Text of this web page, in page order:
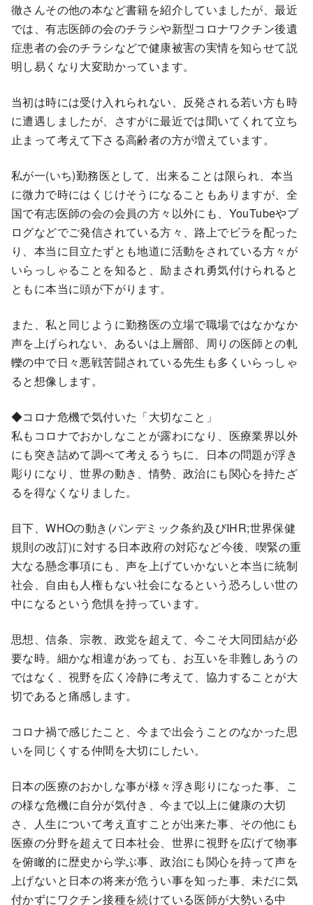
徹さんその他の本など書籍を紹介していましたが、最近
では、有志医師の会のチラシや新型コロナワクチン後遺
症患者の会のチラシなどで健康被害の実情を知らせて説
明し易くなり大変助かっています。
当初は時には受け入れられない、反発される若い方も時
に遭遇しましたが、さすがに最近では聞いてくれて立ち
止まって考えて下さる高齢者の方が増えています。
私が一(いち)勤務医として、出来ることは限られ、本当
に微力で時にはくじけそうになることもありますが、全
国で有志医師の会の会員の方々以外にも、YouTubeやブ
ログなどでご発信されている方々、路上でビラを配った
り、本当に目立たずとも地道に活動をされている方々が
いらっしゃることを知ると、励まされ勇気付けられると
ともに本当に頭が下がります。
また、私と同じように勤務医の立場で職場ではなかなか
声を上げられない、あるいは上層部、周りの医師との軋
轢の中で日々悪戦苦闘されている先生も多くいらっしゃ
ると想像します。
◆コロナ危機で気付いた「大切なこと」
私もコロナでおかしなことが露わになり、医療業界以外
にも突き詰めて調べて考えるうちに、日本の問題が浮き
彫りになり、世界の動き、情勢、政治にも関心を持たざ
るを得なくなりました。
目下、WHOの動き(パンデミック条約及びIHR;世界保健
規則の改訂)に対する日本政府の対応など今後、喫緊の重
大なる懸念事項にも、声を上げていかないと本当に統制
社会、自由も人権もない社会になるという恐ろしい世の
中になるという危惧を持っています。
思想、信条、宗教、政党を超えて、今こそ大同団結が必
要な時。細かな相違があっても、お互いを非難しあうの
ではなく、視野を広く冷静に考えて、協力することが大
切であると痛感します。
コロナ禍で感じたこと、今まで出会うことのなかった思
いを同じくする仲間を大切にしたい。
日本の医療のおかしな事が様々浮き彫りになった事、こ
の様な危機に自分が気付き、今まで以上に健康の大切
さ、人生について考え直すことが出来た事、その他にも
医療の分野を超えて日本社会、世界に視野を広げて物事
を俯瞰的に歴史から学ぶ事、政治にも関心を持って声を
上げないと日本の将来が危うい事を知った事、未だに気
付かずにワクチン接種を続けている医師が大勢いる中